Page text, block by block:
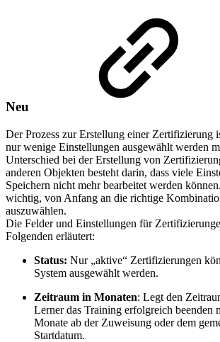
Neu
Der Prozess zur Erstellung einer Zertifizierung
nur wenige Einstellungen ausgewählt werden
Unterschied bei der Erstellung von
anderen Objekten besteht darin, dass viele
Speichern nicht mehr bearbeitet werden
wichtig, von Anfang an die richtige
auszuwählen.
Die Felder und Einstellungen für
Folgenden erläutert:
Status: Nur „aktive“ Zertifizierungen
System ausgewählt werden.
Zeitraum in Monaten: Legt den
Lerner das Training erfolgreich beenden
Monate ab der Zuweisung oder dem
Startdatum.